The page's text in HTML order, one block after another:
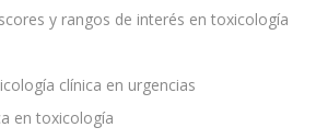
y rangos de interés en toxicología
clínica en urgencias
en toxicología